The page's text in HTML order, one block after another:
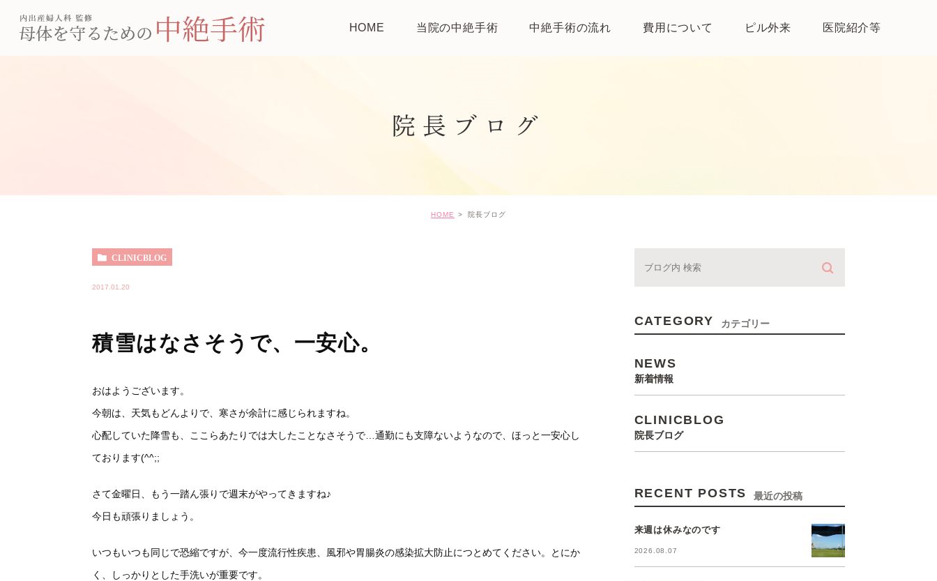
HOME 当院の中絶手術 中絶手術の流れ 費用について ピル外来 医院紹介等
院長ブログ
HOME 院長ブログ
CLINICBLOG
2017.01.20
積雪はなさそうで、一安心。
おはようございます。
今朝は、天気もどんよりで、寒さが余計に感じられますね。
心配していた降雪も、ここらあたりでは大したことなさそうで…通勤にも支障ないようなので、ほっと一安心し
ております(^^;;
さて金曜日、もう一踏ん張りで週末がやってきますね♪
今日も頑張りましょう。
いつもいつも同じで恐縮ですが、今一度流行性疾患、風邪や胃腸炎の感染拡大防止につとめてください。とにか
く、しっかりとした手洗いが重要です。
CATEGORY カテゴリー
NEWS
新着情報
CLINICBLOG
院長ブログ
RECENT POSTS 最近の投稿
来週は休みなのです
2026.08.07